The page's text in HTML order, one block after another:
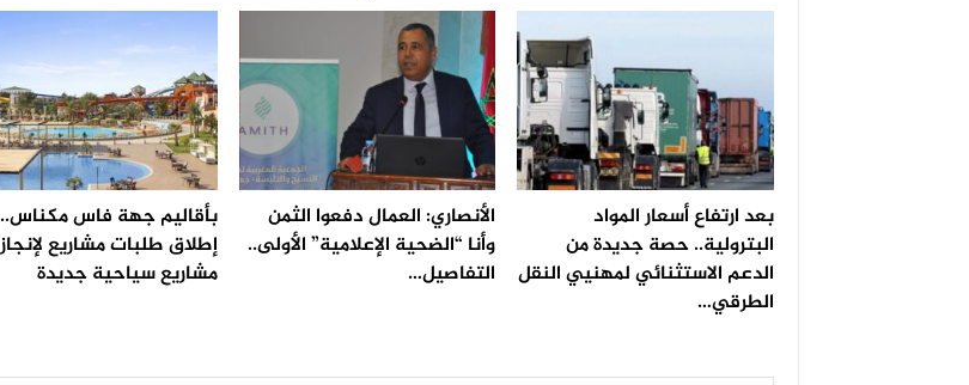
بعد ارتفاع أسعار المواد
البترولية.. حصة جديدة من
الدعم الاستثنائي لمهنيي النقل
الطرقي…
الأنصاري: العمال دفعوا الثمن
وأنا “الضحية الإعلامية” الأولى..
التفاصيل…
بأقاليم جهة فاس مكناس..
مشاريع سياحية جديدة